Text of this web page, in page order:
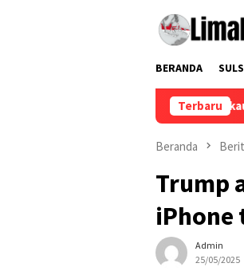
BERANDA
Terbaru
Didorong Menjangkau Lebih Banyak
Beranda
Trump
iPhone
Admin
25/05/2025